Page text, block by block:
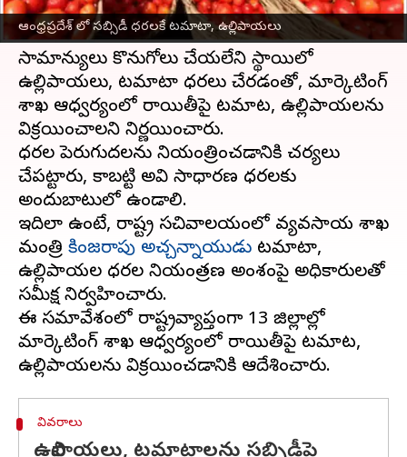
ఆంధ్రప్రదేశ్ లో సబ్సిడీ ధరలకే టమాటా, ఉల్లిపాయలు
భారీ వర్షాలు, వరదల కారణంగా కూరగాయల ధరలు
భారీగా పెరిగిపోయాయి.
సామాన్యులు కొనుగోలు చేయలేని స్థాయిలో
ఉల్లిపాయలు, టమాటా ధరలు చేరడంతో, మార్కెటింగ్
శాఖ ఆధ్వర్యంలో రాయితీపై టమాట, ఉల్లిపాయలను
విక్రయించాలని నిర్ణయించారు.
ధరల పెరుగుదలను నియంత్రించడానికి చర్యలు
చేపట్టారు, కాబట్టి అవి సాధారణ ధరలకు
అందుబాటులో ఉండాలి.
ఇదిలా ఉంటే, రాష్ట్ర సచివాలయంలో వ్యవసాయ శాఖ
మంత్రి కింజరాపు అచ్చన్నాయుడు టమాటా,
ఉల్లిపాయల ధరల నియంత్రణ అంశంపై అధికారులతో
సమీక్ష నిర్వహించారు.
ఈ సమావేశంలో రాష్ట్రవ్యాప్తంగా 13 జిల్లాల్లో
మార్కెటింగ్ శాఖ ఆధ్వర్యంలో రాయితీపై టమాట,
వివరాలు